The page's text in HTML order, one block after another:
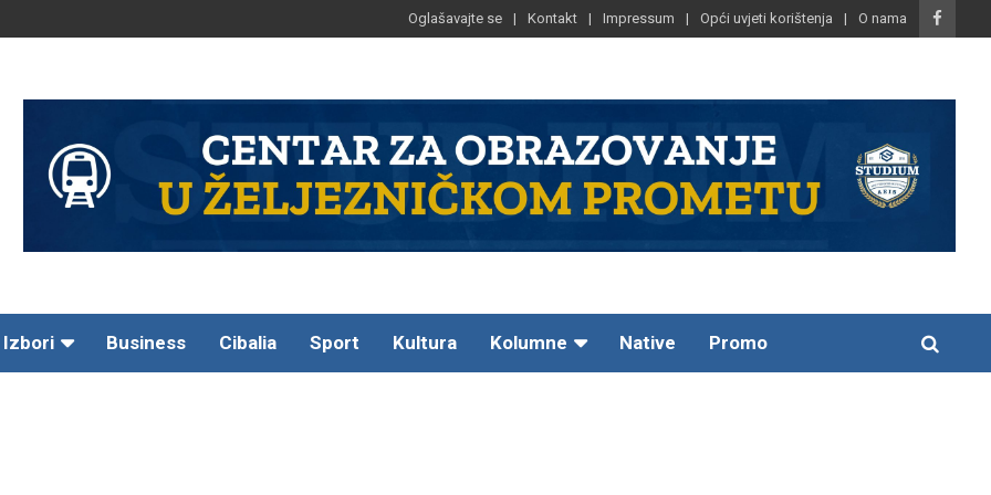
Oglašavajte se Kontakt Impressum Opći uvjeti korištenja O nama
Izbori Business Cibalia Sport Kultura Kolumne Native Promo